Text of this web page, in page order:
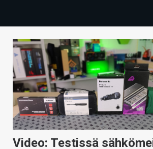
TECHBBS
TIETOA
HINTA.FI
KAUPPA
VAIHDA TEEMA
Video: Testissä